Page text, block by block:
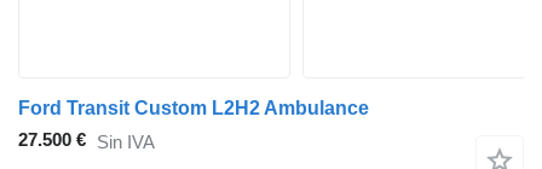
Ford Transit Custom L2H2 Ambulance
27.500 € Sin IVA